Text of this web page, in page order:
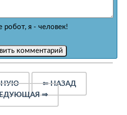
робот, я - человек!
⇐НАЗАД
⇒